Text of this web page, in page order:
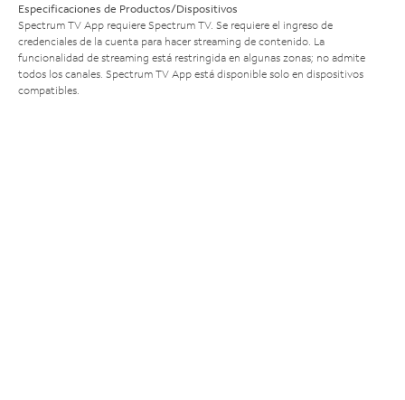
Especificaciones de Productos/Dispositivos
Spectrum TV App requiere Spectrum TV. Se requiere el ingreso de
credenciales de la cuenta para hacer streaming de contenido. La
funcionalidad de streaming está restringida en algunas zonas; no admite
todos los canales. Spectrum TV App está disponible solo en dispositivos
compatibles.